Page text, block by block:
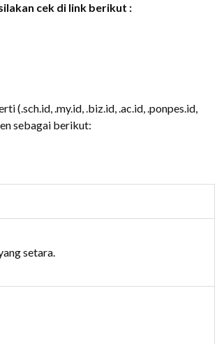
cek di link berikut :
(.sch.id, .my.id, .biz.id, .ac.id, .ponpes.id,
sebagai berikut:
setara.